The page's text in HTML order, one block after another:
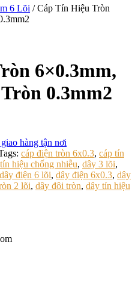
6 Lõi / Cáp Tín Hiệu Tròn
6×0.3mm,
0.3mm2
hàng tận nơi
cáp điện tròn 6x0.3, cáp tín
hiệu chống nhiễu, dây 3 lõi,
dây điện 6 lõi, dây điện 6x0.3, dây
2 lõi, dây đôi tròn, dây tín hiệu